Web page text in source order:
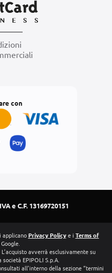
con
e C.F. 13169720151
applicanoPrivacy Policye i Terms of
avverrà esclusivamente su
EPIPOLI S.p.A.
all’interno della sezione “termini